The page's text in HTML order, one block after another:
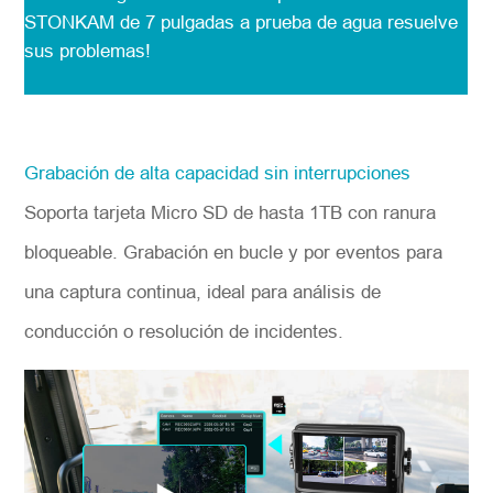
STONKAM de 7 pulgadas a prueba de agua resuelve
sus problemas!
Grabación de alta capacidad sin interrupciones
Soporta tarjeta Micro SD de hasta 1TB con ranura
bloqueable. Grabación en bucle y por eventos para
una captura continua, ideal para análisis de
conducción o resolución de incidentes.